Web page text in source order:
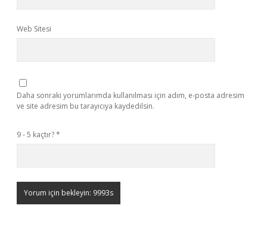
Web Sitesi
Daha sonraki yorumlarımda kullanılması için adım, e-posta adresim
ve site adresim bu tarayıcıya kaydedilsin.
9 - 5 kaçtır?*